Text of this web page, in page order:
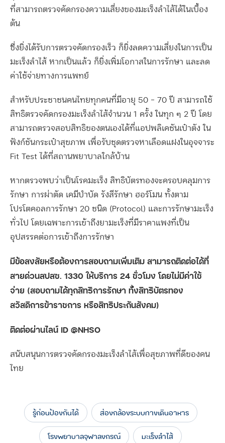
ที่สามารถตรวจคัดกรองความเสี่ยงของมะเร็งลำไส้ได้ในเบื้อง
ต้น
ซึ่งยิ่งได้รับการตรวจคัดกรองเร็ว ก็ยิ่งลดความเสี่ยงในการเป็น
มะเร็งลำไส้ หากเป็นแล้ว ก็ยิ่งเพิ่มโอกาสในการรักษา และลด
ค่าใช้จ่ายทางการแพทย์
สำหรับประชาชนคนไทยทุกคนที่มีอายุ 50 – 70 ปี สามารถใช้
สิทธิตรวจคัดกรองมะเร็งลำไส้จำนวน 1 ครั้ง ในทุก ๆ 2 ปี โดย
สามารถตรวจสอบสิทธิของตนเองได้ที่แอปพลิเคชันเป๋าตัง ใน
ฟังก์ชันกระเป๋าสุขภาพ เพื่อรับชุดตรวจหาเลือดแฝงในอุจจาระ
Fit Test ได้ที่สถานพยาบาลใกล้บ้าน
หากตรวจพบว่าเป็นโรคมะเร็ง สิทธิบัตรทองจะครอบคลุมการ
รักษา การผ่าตัด เคมีบำบัด รังสีรักษา ฮอร์โมน ทั้งตาม
โปรโตคอลการรักษา 20 ชนิด (Protocol) และการรักษามะเร็ง
ทั่วไป โดยเฉพาะการเข้าถึงยามะเร็งที่มีราคาแพงที่เป็น
อุปสรรคต่อการเข้าถึงการรักษา
มีข้อสงสัยหรือต้องการสอบถามเพิ่มเติม สามารถติดต่อได้ที่
สายด่วนสปสช. 1330 ให้บริการ 24 ชั่วโมง โดยไม่มีค่าใช้
จ่าย (สอบถามได้ทุกสิทธิการรักษา ทั้งสิทธิบัตรทอง
สวัสดิการข้าราชการ หรือสิทธิประกันสังคม)
ติดต่อผ่านไลน์ ID @NHSO
สนับสนุนการตรวจคัดกรองมะเร็งลำไส้เพื่อสุขภาพที่ดีของคน
ไทย
รู้ก่อนป้องกันได้ ส่องกล้องระบบทางเดินอาหาร
โรงพยาบาลจุฬาลงกรณ์ มะเร็งลำไส้